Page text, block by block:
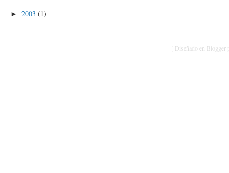
► 2003 (1)
[ Diseñado en Blogger